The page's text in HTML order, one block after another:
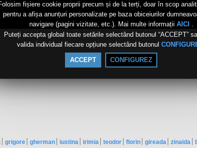
fișiere cookie proprii precum și de la terți, doar în scop
pentru a afișa anunțuri personalizate pe baza obiceiurilor
navigare (pagini vizitate, etc.). Mai multe informații AICI .
Puteți accepta global toate setările selectând butonul “ACCEPT”
valida individual fiecare opțiune selectând butonul
ACCEPT CONFIGUREZ
grigore gherman iustina irimia teodor florin gireada zinaida